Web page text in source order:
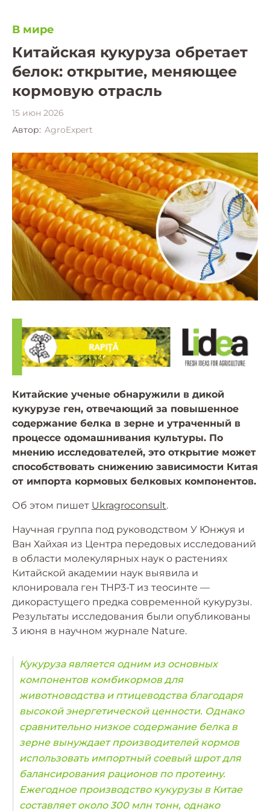
В мире
Китайская кукуруза обретает
белок: открытие, меняющее
кормовую отрасль
15 июн 2026
Автор: AgroExpert
Китайские ученые обнаружили в дикой
кукурузе ген, отвечающий за повышенное
содержание белка в зерне и утраченный в
процессе одомашнивания культуры. По
мнению исследователей, это открытие может
способствовать снижению зависимости Китая
от импорта кормовых белковых компонентов.
Об этом пишет Ukragroconsult.
Научная группа под руководством У Юнжуя и
Ван Хайхая из Центра передовых исследований
в области молекулярных наук о растениях
Китайской академии наук выявила и
клонировала ген THP3-T из теосинте —
дикорастущего предка современной кукурузы.
Результаты исследования были опубликованы
3 июня в научном журнале Nature.
Кукуруза является одним из основных
компонентов комбикормов для
животноводства и птицеводства благодаря
высокой энергетической ценности. Однако
сравнительно низкое содержание белка в
зерне вынуждает производителей кормов
использовать импортный соевый шрот для
балансирования рационов по протеину.
Ежегодное производство кукурузы в Китае
составляет около 300 млн тонн, однако